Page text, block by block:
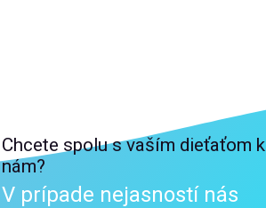
Chcete spolu s vaším dieťaťom k
nám?
V prípade nejasností nás